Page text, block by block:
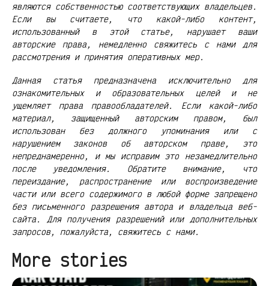
являются собственностью соответствующих владельцев.
Если вы считаете, что какой-либо контент,
использованный в этой статье, нарушает ваши
авторские права, немедленно свяжитесь с нами для
рассмотрения и принятия оперативных мер.
Данная статья предназначена исключительно для
ознакомительных и образовательных целей и не
ущемляет права правообладателей. Если какой-либо
материал, защищенный авторским правом, был
использован без должного упоминания или с
нарушением законов об авторском праве, это
непреднамеренно, и мы исправим это незамедлительно
после уведомления. Обратите внимание, что
переиздание, распространение или воспроизведение
части или всего содержимого в любой форме запрещено
без письменного разрешения автора и владельца веб-
сайта. Для получения разрешений или дополнительных
запросов, пожалуйста, свяжитесь с нами.
More stories